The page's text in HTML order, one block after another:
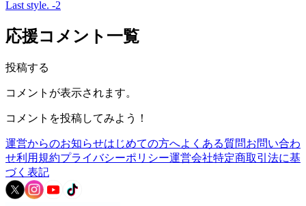
Last style. -2
応援コメント一覧
投稿する
コメントが表示されます。
コメントを投稿してみよう！
運営からのお知らせはじめての方へよくある質問お問い合わ
せ利用規約プライバシーポリシー運営会社特定商取引法に基
づく表記